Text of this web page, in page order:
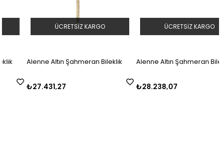
Alenne Altın Şahmeran Bileklik
₺27.431,27
ÜCRETSIZ KARGO
Alenne Altın Şahmeran Bileklik
₺28.238,07
ÜCRETSIZ KARGO